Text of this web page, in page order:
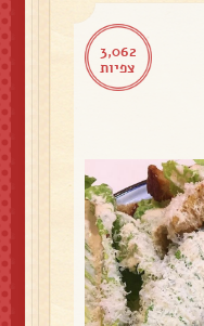
3,062
צפיות